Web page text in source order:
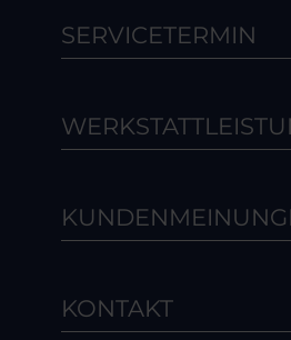
SERVICETERMIN
KONTAKT